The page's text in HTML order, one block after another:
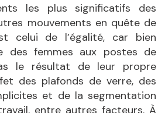
les plus significatifs des
mouvements en quête de
celui de l’égalité, car bien
des femmes aux postes de
le résultat de leur propre
des plafonds de verre, des
et de la segmentation
entre autres facteurs. À